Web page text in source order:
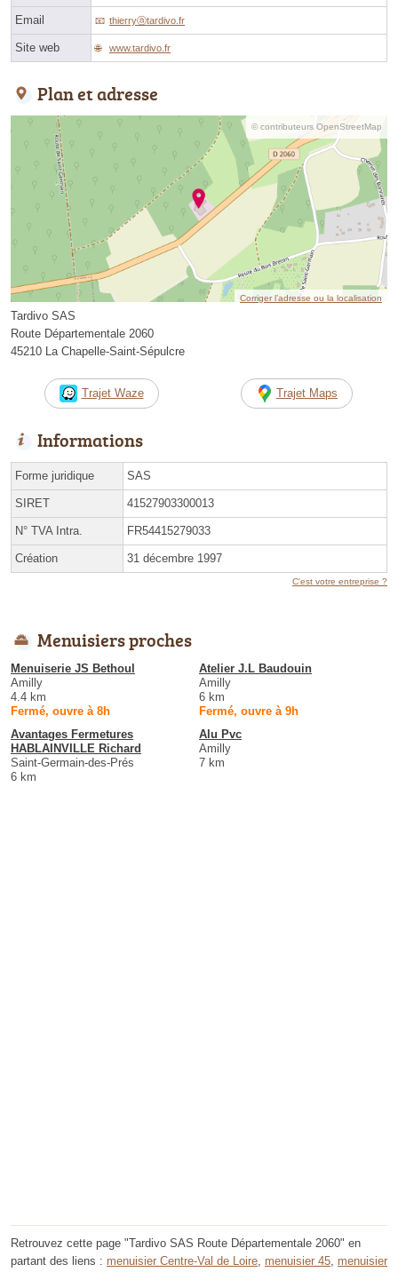
Email thierryⓐtardivo.fr
Site web www.tardivo.fr
Plan et adresse
© contributeurs OpenStreetMap
Corriger l’adresse ou la localisation
Tardivo SAS
Route Départementale 2060
45210 La Chapelle-Saint-Sépulcre
Trajet Waze Trajet Maps
Informations
Forme juridique SAS
SIRET 41527903300013
N° TVA Intra. FR54415279033
Création 31 décembre 1997
C'est votre entreprise ?
Menuisiers proches
Menuiserie JS Bethoul
Amilly
4.4 km
Fermé, ouvre à 8h
Atelier J.L Baudouin
Amilly
6 km
Fermé, ouvre à 9h
Avantages Fermetures
HABLAINVILLE Richard
Saint-Germain-des-Prés
6 km
Alu Pvc
Amilly
7 km
Retrouvez cette page "Tardivo SAS Route Départementale 2060" en
partant des liens : menuisier Centre-Val de Loire, menuisier 45, menuisier